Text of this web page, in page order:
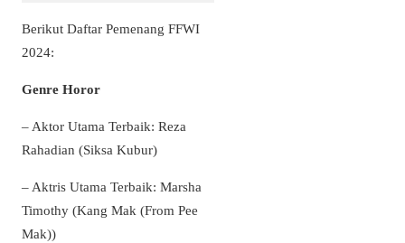
Berikut Daftar Pemenang FFWI
2024:
Genre Horor
– Aktor Utama Terbaik: Reza
Rahadian (Siksa Kubur)
– Aktris Utama Terbaik: Marsha
Timothy (Kang Mak (From Pee
Mak))